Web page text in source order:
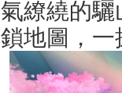
氣繚繞的
鎖地圖，